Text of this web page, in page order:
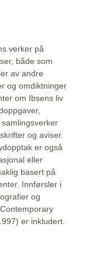
verker på
både som
av andre
og omdiktninger
om Ibsens liv
og aviser.
er også
eller
basert på
Innførsler i
og
er inkludert.